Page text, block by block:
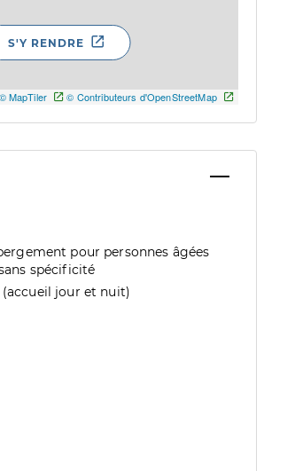
© MapTiler © Contributeurs d'OpenStreetMap
S'Y RENDRE
pour personnes âgées
spécificité
jour et nuit)